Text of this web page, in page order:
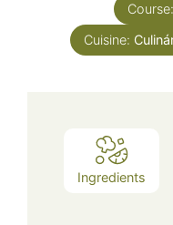
Course:
Cuisine:
Ingredients